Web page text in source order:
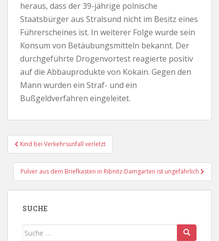
heraus, dass der 39-jährige polnische
Staatsbürger aus Stralsund nicht im Besitz eines
Führerscheines ist. In weiterer Folge wurde sein
Konsum von Betäubungsmitteln bekannt. Der
durchgeführte Drogenvortest reagierte positiv
auf die Abbauprodukte von Kokain. Gegen den
Mann wurden ein Straf- und ein
Bußgeldverfahren eingeleitet.
Beitragsnavigation
Kind bei Verkehrsunfall verletzt
Pulver aus dem Briefkasten in Ribnitz-Damgarten ist ungefährlich
SUCHE
Suche